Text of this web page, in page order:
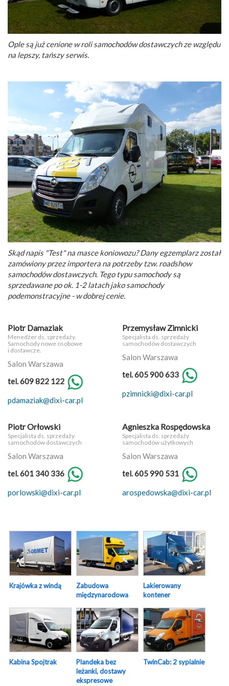
Ople są już cenione w roli samochodów dostawczych ze względu
na lepszy, tańszy serwis.
Skąd napis "Test" na masce koniowozu? Dany egzemplarz został
zamówiony przez importera na potrzeby tzw. roadshow
samochodów dostawczych. Tego typu samochody są
sprzedawane po ok. 1-2 latach jako samochody
podemonstracyjne - w dobrej cenie.
Piotr Damaziak
Menedżer ds. sprzedaży.
Samochody nowe osobowe
i dostawcze.
Salon Warszawa
tel. 609 822 122
pdamaziak@dixi-car.pl
Przemysław Zimnicki
Specjalista ds. sprzedaży
samochodów dostawczych
Salon Warszawa
tel. 605 900 633
pzimnicki@dixi-car.pl
Piotr Orłowski
Specjalista ds. sprzedaży
samochodów dostawczych
Salon Warszawa
tel. 601 340 336
porlowski@dixi-car.pl
Agnieszka Rospędowska
Specjalista ds. sprzedaży
samochodów użytkowych
Salon Warszawa
tel. 605 990 531
arospedowska@dixi-car.pl
Krajówka z windą
Zabudowa
międzynarodowa
Lakierowany
kontener
Kabina Spojtrak
Plandeka bez
leżanki, dostawy
ekspresowe
TwinCab: 2 sypialnie